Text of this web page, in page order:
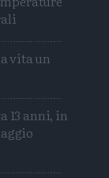
vita un
13 anni, in